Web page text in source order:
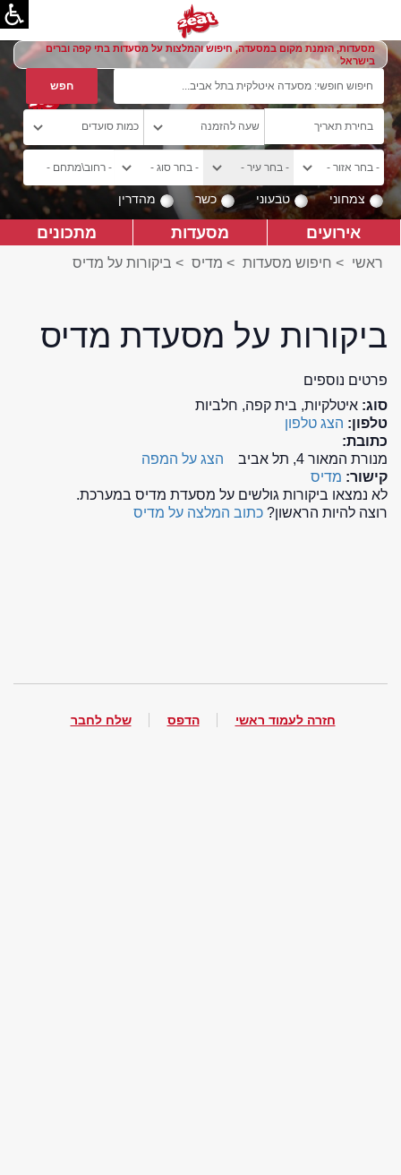
מסעדות, הזמנת מקום במסעדה, חיפוש והמלצות על מסעדות בתי קפה וברים
בישראל
צמחוני טבעוני כשר מהדרין
אירועים מסעדות מתכונים
ראשי > חיפוש מסעדות > מדיס > ביקורות על מדיס
ביקורות על מסעדת מדיס
פרטים נוספים
סוג: איטלקיות, בית קפה, חלביות
טלפון: הצג טלפון
כתובת:
מנורת המאור 4, תל אביב
הצג על המפה
קישור: מדיס
לא נמצאו ביקורות גולשים על מסעדת מדיס במערכת.
רוצה להיות הראשון? כתוב המלצה על מדיס
חזרה לעמוד ראשי הדפס שלח לחבר